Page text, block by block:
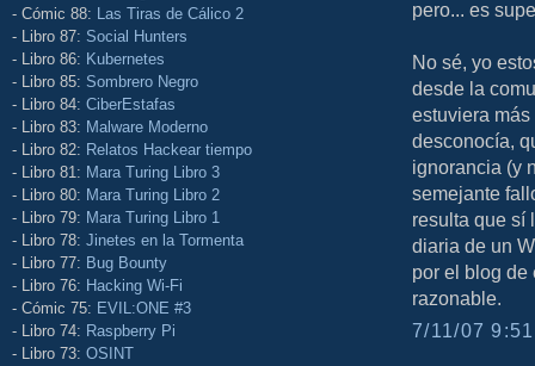
- Cómic 88: Las Tiras de Cálico 2
- Libro 87: Social Hunters
- Libro 86: Kubernetes
- Libro 85: Sombrero Negro
- Libro 84: CiberEstafas
- Libro 83: Malware Moderno
- Libro 82: Relatos Hackear tiempo
- Libro 81: Mara Turing Libro 3
- Libro 80: Mara Turing Libro 2
- Libro 79: Mara Turing Libro 1
- Libro 78: Jinetes en la Tormenta
- Libro 77: Bug Bounty
- Libro 76: Hacking Wi-Fi
- Cómic 75: EVIL:ONE #3
- Libro 74: Raspberry Pi
- Libro 73: OSINT
pero... es
No sé, yo
desde la
estuviera
desconocía,
ignorancia (y
semejante
resulta que sí
diaria de un
por el blog de
razonable.
7/11/07